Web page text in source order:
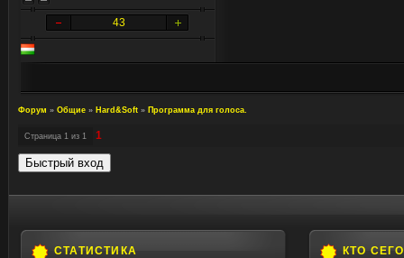
43
Форум » Общие » Hard&Soft » Программа для голоса.
Страница 1 из 1 1
СТАТИСТИКА КТО